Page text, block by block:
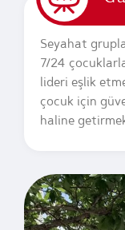
Seyahat
7/24
lideri eşlik
çocuk için
haline